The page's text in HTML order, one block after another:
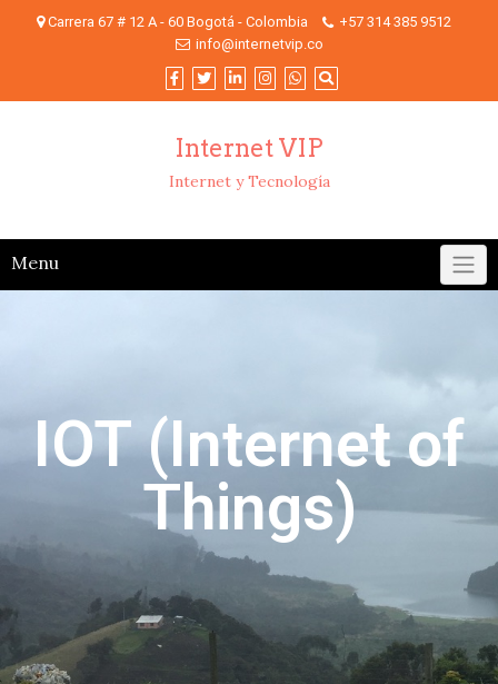
Carrera 67 # 12 A - 60 Bogotá - Colombia
+57 314 385 9512
info@internetvip.co
Internet VIP
Internet y Tecnología
Menu
IOT (Internet of
Things)